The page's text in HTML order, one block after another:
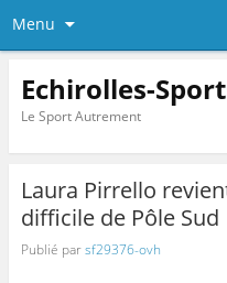
Menu
Echirolles-
Le Sport Autrement
Laura Pirrello
difficile de Pôle Sud
Publié parsf29376-ovh